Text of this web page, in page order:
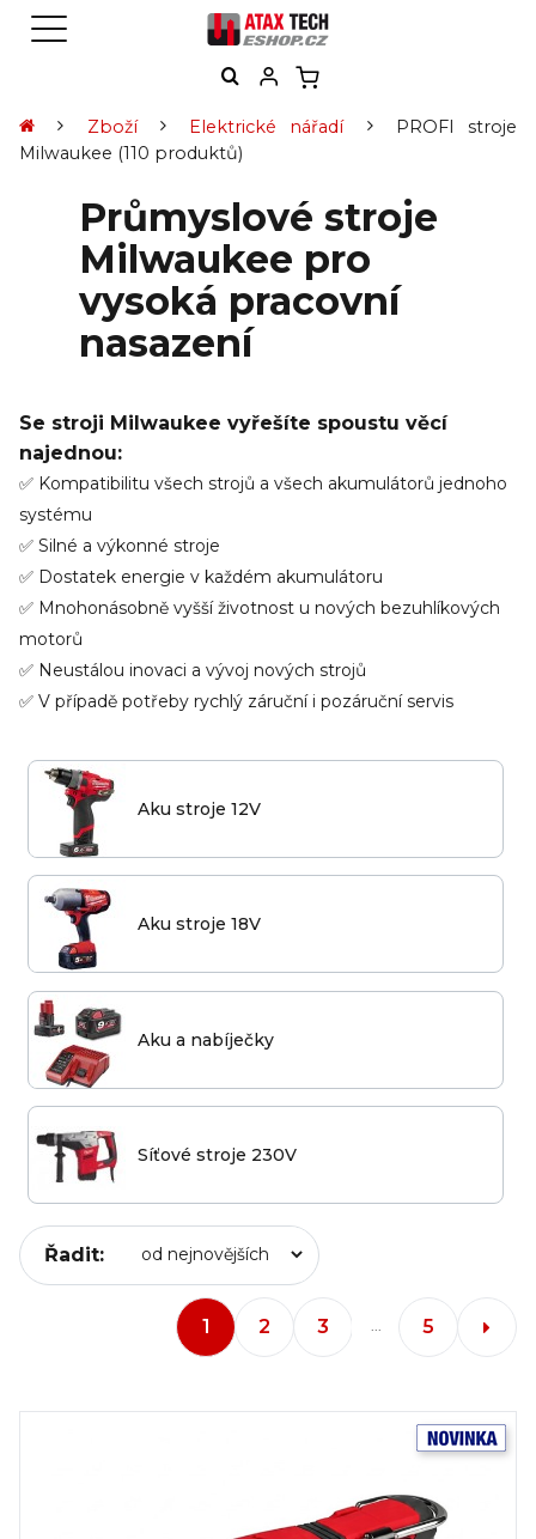
Zboží Elektrické nářadí
PROFI stroje
Milwaukee (110 produktů)
Průmyslové stroje
Milwaukee pro
vysoká pracovní
nasazení
Se stroji Milwaukee vyřešíte spoustu věcí
najednou:
✅ Kompatibilitu všech strojů a všech akumulátorů jednoho
systému
✅ Silné a výkonné stroje
✅ Dostatek energie v každém akumulátoru
✅ Mnohonásobně vyšší životnost u nových bezuhlíkových
motorů
✅ Neustálou inovaci a vývoj nových strojů
✅ V případě potřeby rychlý záruční i pozáruční servis
Aku stroje 12V
Aku stroje 18V
Aku a nabíječky
Síťové stroje 230V
Řadit:
1 2 3 5